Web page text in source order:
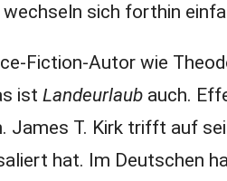
sich forthin
Fiction-Autor wie
ist Landeurlaubauch.
James T. Kirk trifft auf
hat. Im Deutschen